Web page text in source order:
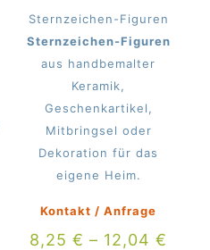
Sternzeichen-Figuren
Sternzeichen-Figuren
aus handbemalter
Keramik,
Geschenkartikel,
Mitbringsel oder
Dekoration für das
eigene Heim.
Kontakt / Anfrage
8,25€ – 12,04€